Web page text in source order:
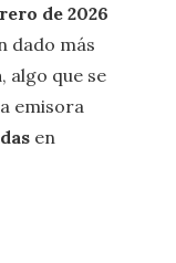
de 2026
dado más
, algo que se
emisora
en